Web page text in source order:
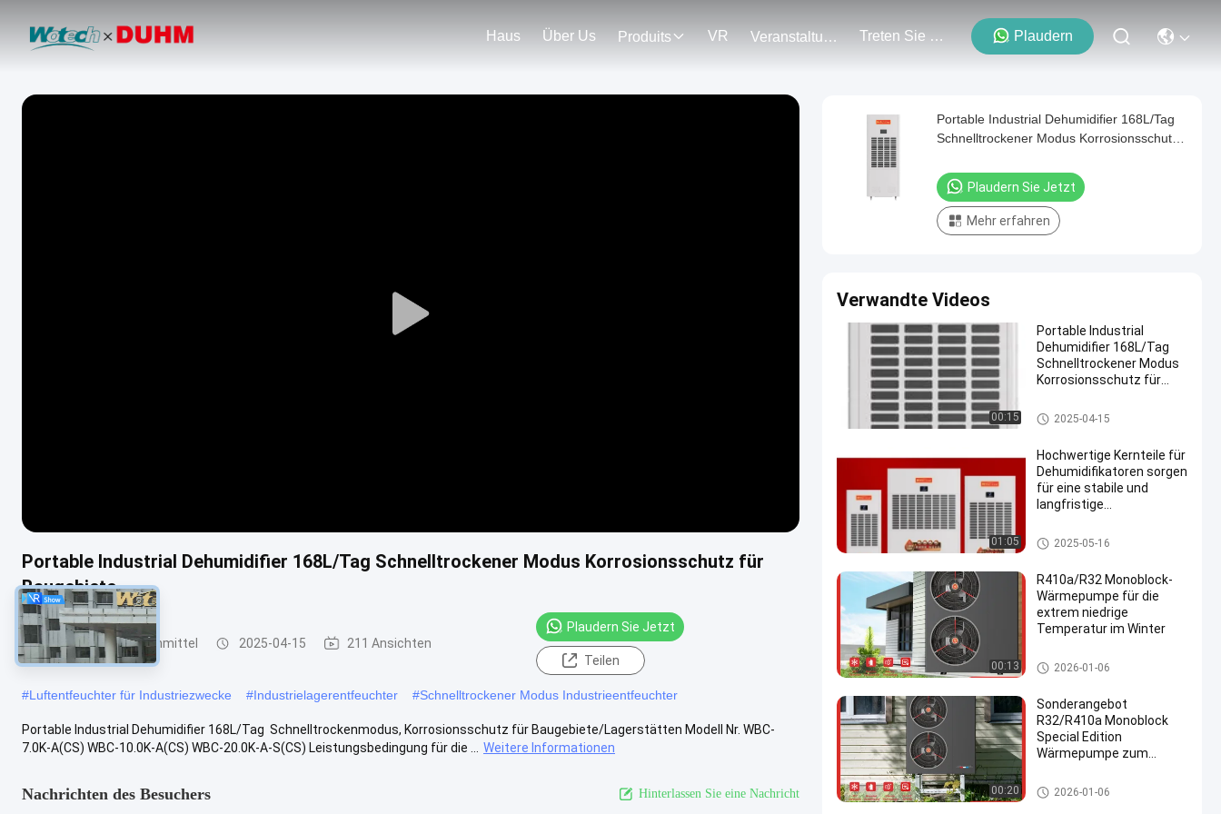
Haus Über Us Produits VR Veranstaltungen Treten Sie Mit Uns In Verbindung Plaudern
Play
Portable Industrial Dehumidifier 168L/Tag Schnelltrockener Modus Korrosionsschutz für
Baugebiete
industrielles Trockenmittel 2025-04-15 211 Ansichten
Plaudern Sie Jetzt
Teilen
#Luftentfeuchter für Industriezwecke #Industrielagerentfeuchter #Schnelltrockener Modus Industrieentfeuchter
Portable Industrial Dehumidifier 168L/Tag ️ Schnelltrockenmodus, Korrosionsschutz für Baugebiete/Lagerstätten Modell Nr. WBC-
7.0K-A(CS) WBC-10.0K-A(CS) WBC-20.0K-A-S(CS) Leistungsbedingung für die ...
Weitere Informationen
Nachrichten des Besuchers Hinterlassen Sie eine Nachricht
Portable Industrial Dehumidifier 168L/Tag
Schnelltrockener Modus Korrosionsschutz
Plaudern Sie Jetzt
Mehr erfahren
Verwandte Videos
00:15
Portable Industrial
Dehumidifier 168L/Tag
Schnelltrockener Modus
Korrosionsschutz für
industrielles Trockenmittel
2025-04-15
01:05
Hochwertige Kernteile für
Dehumidifikatoren sorgen
für eine stabile und
langfristige
Industrieumgebungen
industrielles Trockenmittel
2025-05-16
00:13
R410a/R32 Monoblock-
Wärmepumpe für die
extrem niedrige
Temperatur im Winter
R32 Inverter Monoblock Heat P
ump
2026-01-06
00:20
Sonderangebot
R32/R410a Monoblock
Special Edition
Wärmepumpe zum
R32 Inverter Monoblock Heat P
ump
2026-01-06